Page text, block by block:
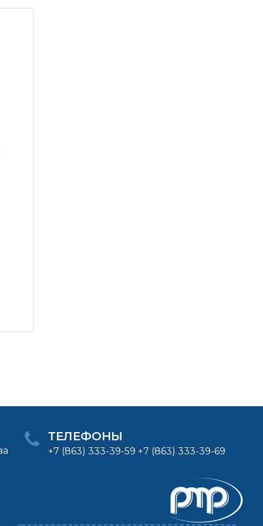
ТЕЛЕФОНЫ
+7 (863) 333-39-59 +7 (863) 333-39-69